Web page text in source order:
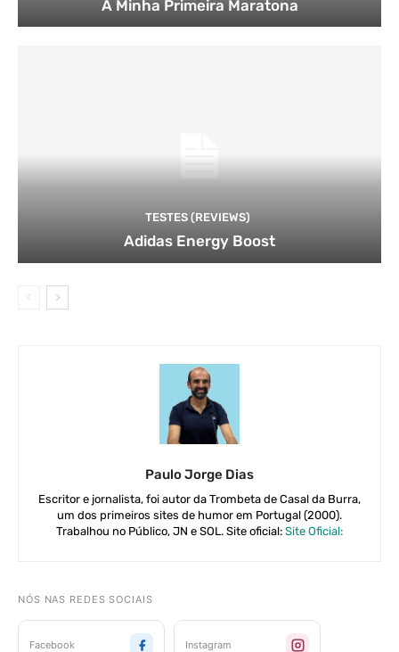
A Minha Primeira Maratona
TESTES (REVIEWS)
Adidas Energy Boost
Paulo Jorge Dias
Escritor e jornalista, foi autor da Trombeta de Casal da Burra,
um dos primeiros sites de humor em Portugal (2000).
Trabalhou no Público, JN e SOL. Site oficial: Site Oficial:
NÓS NAS REDES SOCIAIS
Facebook Instagram